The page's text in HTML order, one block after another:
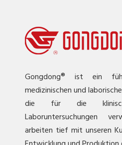
Gongdong® ist ein
medizinischen und
die für die
Laboruntersuchungen
arbeiten tief mit unseren